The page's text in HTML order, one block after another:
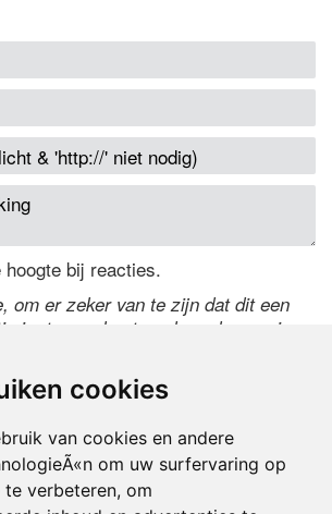
cookies
van cookies en andere
om uw surfervaring op
verbeteren, om
hoogte bij reacties.
om er zeker van te zijn dat dit een
is, typ onderstaande code over in